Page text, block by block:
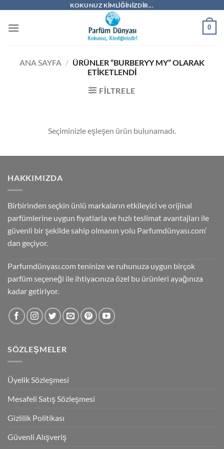
KOKUNUZ KIMLIĞINIZDIR...
0
ANA SAYFA / ÜRÜNLER “BURBERYY MY” OLARAK
ETIKETLENDI
FILTRELE
Seçiminizle eşleşen ürün bulunamadı.
HAKKIMIZDA
Birbirinden seçkin ünlü markaların etkileyici ve orijinal
parfümlerine uygun fiyatlarla ve hızlı teslimat avantajları ile
güvenli bir şekilde sahip olmanın yolu Parfumdünyası.com’
dan geçiyor.
Parfumdünyası.com teninize ve ruhunuza uygun birçok
parfüm seçeneği ile ihtiyacınıza özel bu ürünleri ayağınıza
kadar getiriyor.
SÖZLEŞMELER
Üyelik Sözleşmesi
Mesafeli Satış Sözleşmesi
Gizlilik Politikası
Güvenli Alışveriş